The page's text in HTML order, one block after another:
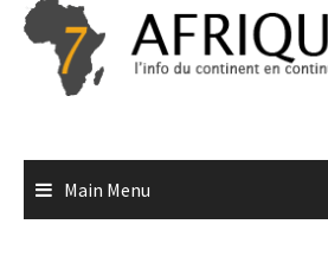
Skip
content
Main Menu